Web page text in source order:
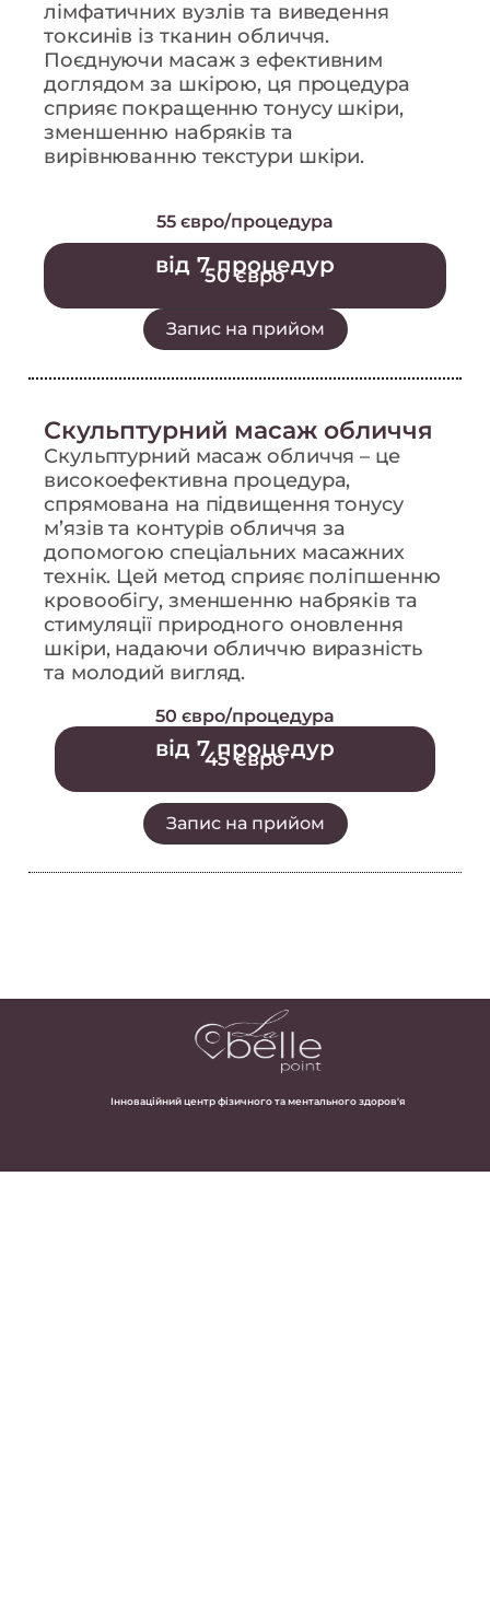
лімфатичних вузлів та виведення
токсинів із тканин обличчя.
Поєднуючи масаж з ефективним
доглядом за шкірою, ця процедура
сприяє покращенню тонусу шкіри,
зменшенню набряків та
вирівнюванню текстури шкіри.
55 євро/процедура
від 7 процедур
50 євро
Запис на прийом
Скульптурний масаж обличчя
Скульптурний масаж обличчя – це
високоефективна процедура,
спрямована на підвищення тонусу
м’язів та контурів обличчя за
допомогою спеціальних масажних
технік. Цей метод сприяє поліпшенню
кровообігу, зменшенню набряків та
стимуляції природного оновлення
шкіри, надаючи обличчю виразність
та молодий вигляд.
50 євро/процедура
від 7 процедур
45 євро
Запис на прийом
Інноваційний центр фізичного та ментального здоров'я